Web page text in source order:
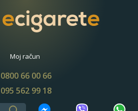
Moj račun
0800 66 00 66
095 562 99 18